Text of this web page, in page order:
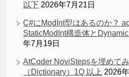
以下 2026年7月21日
C#にModInt型はあるのか？
StaticModInt構造体と
年7月19日
AtCoder NoviStepsを埋めて
（Dictionary）1Q 以上 2026